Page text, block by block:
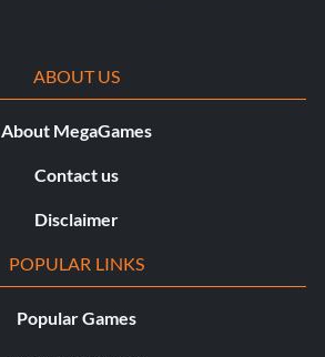
ABOUT US
About MegaGames
Contact us
Disclaimer
POPULAR LINKS
Popular Games